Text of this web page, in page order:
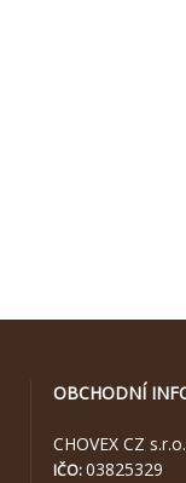
OBCHODNÍ
CHOVEX CZ s.r.o.
IČO:03825329